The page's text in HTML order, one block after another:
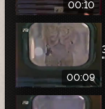
00:10
00:09